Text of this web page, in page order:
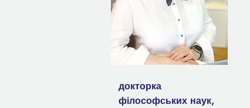
докторка
філософських наук,